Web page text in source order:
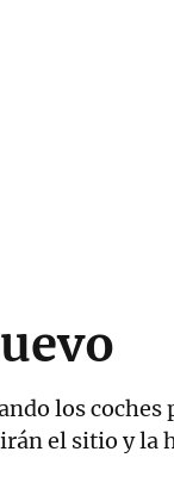
los
el sitio y la